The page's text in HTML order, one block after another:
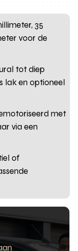
35
voor de
tot diep
lak en optioneel
met
via een
of